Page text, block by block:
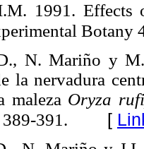
1991. Effects
Botany
N. Mariño y
la nervadura
maleza Oryza
391. [